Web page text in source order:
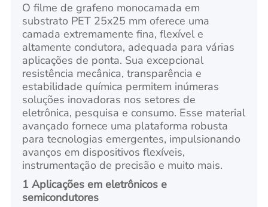
O filme de grafeno monocamada em
substrato PET 25x25 mm oferece uma
camada extremamente fina, flexível e
altamente condutora, adequada para várias
aplicações de ponta. Sua excepcional
resistência mecânica, transparência e
estabilidade química permitem inúmeras
soluções inovadoras nos setores de
eletrônica, pesquisa e consumo. Esse material
avançado fornece uma plataforma robusta
para tecnologias emergentes, impulsionando
avanços em dispositivos flexíveis,
instrumentação de precisão e muito mais.
1 Aplicações em eletrônicos e
semicondutores